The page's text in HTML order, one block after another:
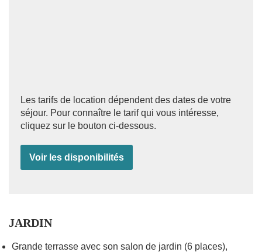
Les tarifs de location dépendent des dates de votre
séjour. Pour connaître le tarif qui vous intéresse,
cliquez sur le bouton ci-dessous.
Voir les disponibilités
JARDIN
Grande terrasse avec son salon de jardin (6 places),